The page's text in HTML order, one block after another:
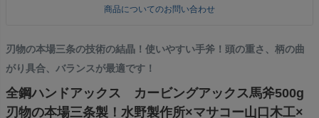
商品についてのお問い合わせ
刃物の本場三条の技術の結晶！使いやすい手斧！頭の重さ、柄の曲
がり具合、バランスが最適です！
全鋼ハンドアックス カービングアックス馬斧500g
刃物の本場三条製！水野製作所×マサコー山口木工×